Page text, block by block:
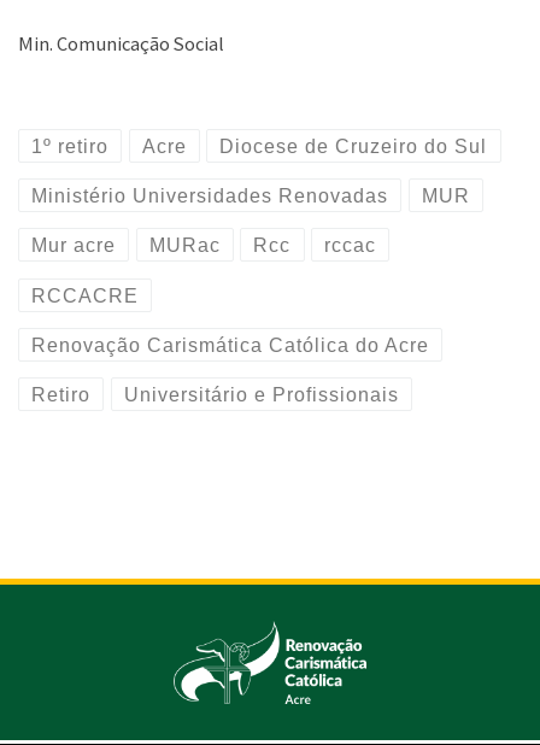
Min. Comunicação Social
1º retiro Acre Diocese de Cruzeiro do Sul
Ministério Universidades Renovadas MUR
Mur acre MURac Rcc rccac
RCCACRE
Renovação Carismática Católica do Acre
Retiro Universitário e Profissionais